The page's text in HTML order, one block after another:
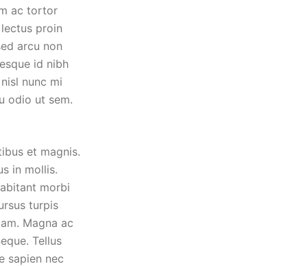
ac tortor
proin
arcu non
id nibh
nunc mi
odio ut sem.
et magnis.
in mollis.
morbi
turpis
Magna ac
Tellus
sapien nec